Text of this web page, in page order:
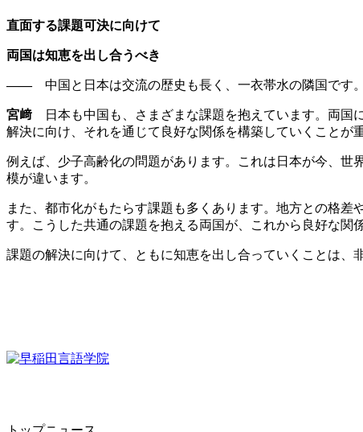
直面する課題可決に向けて
両国は知恵を出し合うべき
――中国と日本は交流の歴史も長く、一衣帯水の隣国です
宮﨑 日本も中国も、さまざまな課題を抱えています。両国
解決に向け、それを通じて良好な関係を構築していくことが
例えば、少子高齢化の問題があります。これは日本が今、
模が違います。
また、都市化がもたらす課題も多くあります。地方との格
す。こうした共通の課題を抱える両国が、これから良好な関
課題の解決に向けて、ともに知恵を出し合っていくことは、